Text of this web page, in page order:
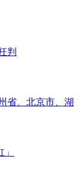
判
省、北京市、湖